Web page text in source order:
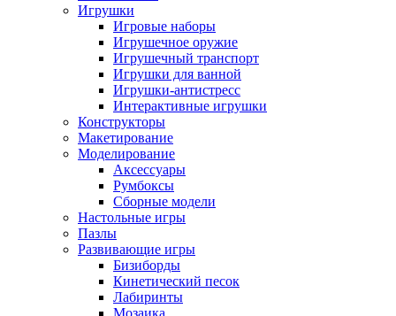
Игрушки
Игровые наборы
Игрушечное оружие
Игрушечный транспорт
Игрушки для ванной
Игрушки-антистресс
Интерактивные игрушки
Конструкторы
Макетирование
Моделирование
Аксессуары
Румбоксы
Сборные модели
Настольные игры
Пазлы
Развивающие игры
Бизиборды
Кинетический песок
Лабиринты
Мозаика